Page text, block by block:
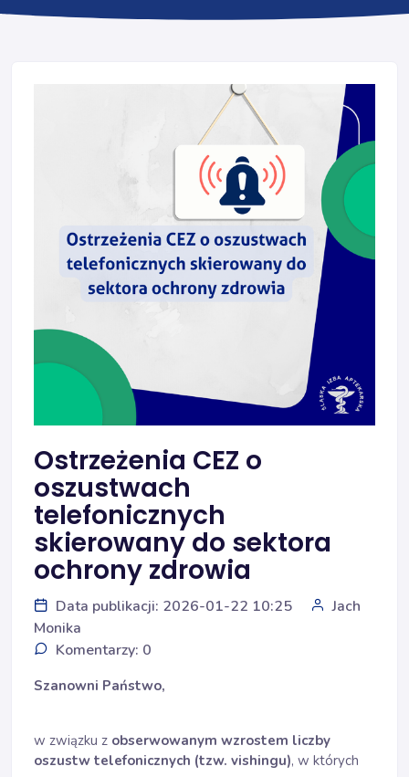
Ostrzeżenia CEZ o
oszustwach
telefonicznych
skierowany do sektora
ochrony zdrowia
Data publikacji: 2026-01-22 10:25
Jach
Monika
Komentarzy: 0
Szanowni Państwo,
w związku z obserwowanym wzrostem liczby
oszustw telefonicznych (tzw. vishingu), w których